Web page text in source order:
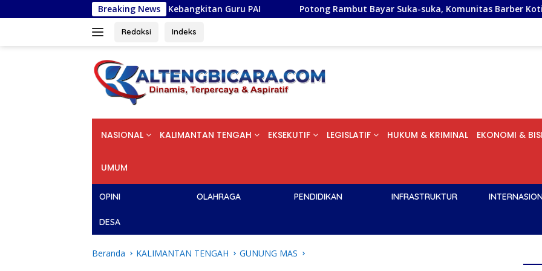
ke
Breaking News
Jadi Momentum Kebangkitan Guru PAI Potong Rambut Bayar Suka-suka, Komunitas Barber Kotim Turun ke Jalan
Redaksi Indeks
NASIONAL KALIMANTAN TENGAH EKSEKUTIF LEGISLATIF HUKUM & KRIMINAL EKONOMI &
UMUM
OPINI OLAHRAGA PENDIDIKAN INFRASTRUKTUR
DESA
Beranda KALIMANTAN TENGAH GUNUNG MAS